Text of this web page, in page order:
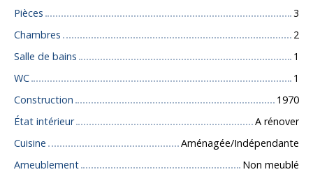
Pièces
3
Chambres
2
Salle de bains
1
WC
1
Construction
1970
État intérieur
A rénover
Cuisine
Aménagée/Indépendante
Ameublement
Non meublé